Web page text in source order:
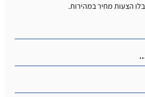
הצעות מחיר במהירות.